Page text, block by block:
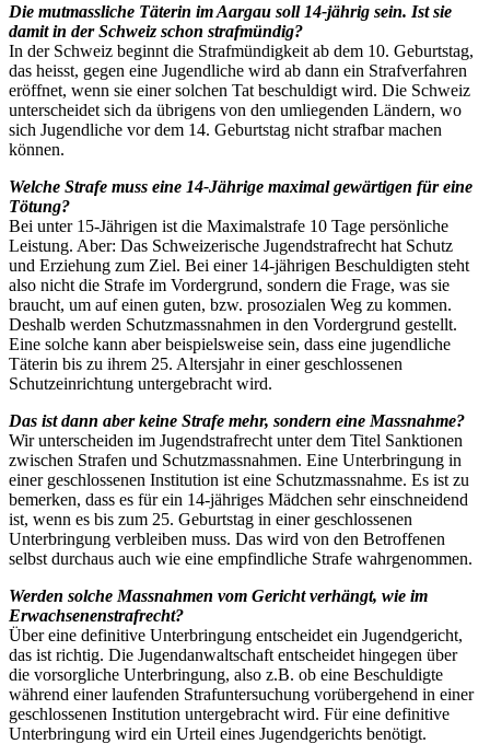
Die mutmassliche Täterin im Aargau soll 14-jährig sein. Ist sie
damit in der Schweiz schon strafmündig?
In der Schweiz beginnt die Strafmündigkeit ab dem 10. Geburtstag,
das heisst, gegen eine Jugendliche wird ab dann ein Strafverfahren
eröffnet, wenn sie einer solchen Tat beschuldigt wird. Die Schweiz
unterscheidet sich da übrigens von den umliegenden Ländern, wo
sich Jugendliche vor dem 14. Geburtstag nicht strafbar machen
können.
Welche Strafe muss eine 14-Jährige maximal gewärtigen für eine
Tötung?
Bei unter 15-Jährigen ist die Maximalstrafe 10 Tage persönliche
Leistung. Aber: Das Schweizerische Jugendstrafrecht hat Schutz
und Erziehung zum Ziel. Bei einer 14-jährigen Beschuldigten steht
also nicht die Strafe im Vordergrund, sondern die Frage, was sie
braucht, um auf einen guten, bzw. prosozialen Weg zu kommen.
Deshalb werden Schutzmassnahmen in den Vordergrund gestellt.
Eine solche kann aber beispielsweise sein, dass eine jugendliche
Täterin bis zu ihrem 25. Altersjahr in einer geschlossenen
Schutzeinrichtung untergebracht wird.
Das ist dann aber keine Strafe mehr, sondern eine Massnahme?
Wir unterscheiden im Jugendstrafrecht unter dem Titel Sanktionen
zwischen Strafen und Schutzmassnahmen. Eine Unterbringung in
einer geschlossenen Institution ist eine Schutzmassnahme. Es ist zu
bemerken, dass es für ein 14-jähriges Mädchen sehr einschneidend
ist, wenn es bis zum 25. Geburtstag in einer geschlossenen
Unterbringung verbleiben muss. Das wird von den Betroffenen
selbst durchaus auch wie eine empfindliche Strafe wahrgenommen.
Werden solche Massnahmen vom Gericht verhängt, wie im
Erwachsenenstrafrecht?
Über eine definitive Unterbringung entscheidet ein Jugendgericht,
das ist richtig. Die Jugendanwaltschaft entscheidet hingegen über
die vorsorgliche Unterbringung, also z.B. ob eine Beschuldigte
während einer laufenden Strafuntersuchung vorübergehend in einer
geschlossenen Institution untergebracht wird. Für eine definitive
Unterbringung wird ein Urteil eines Jugendgerichts benötigt.